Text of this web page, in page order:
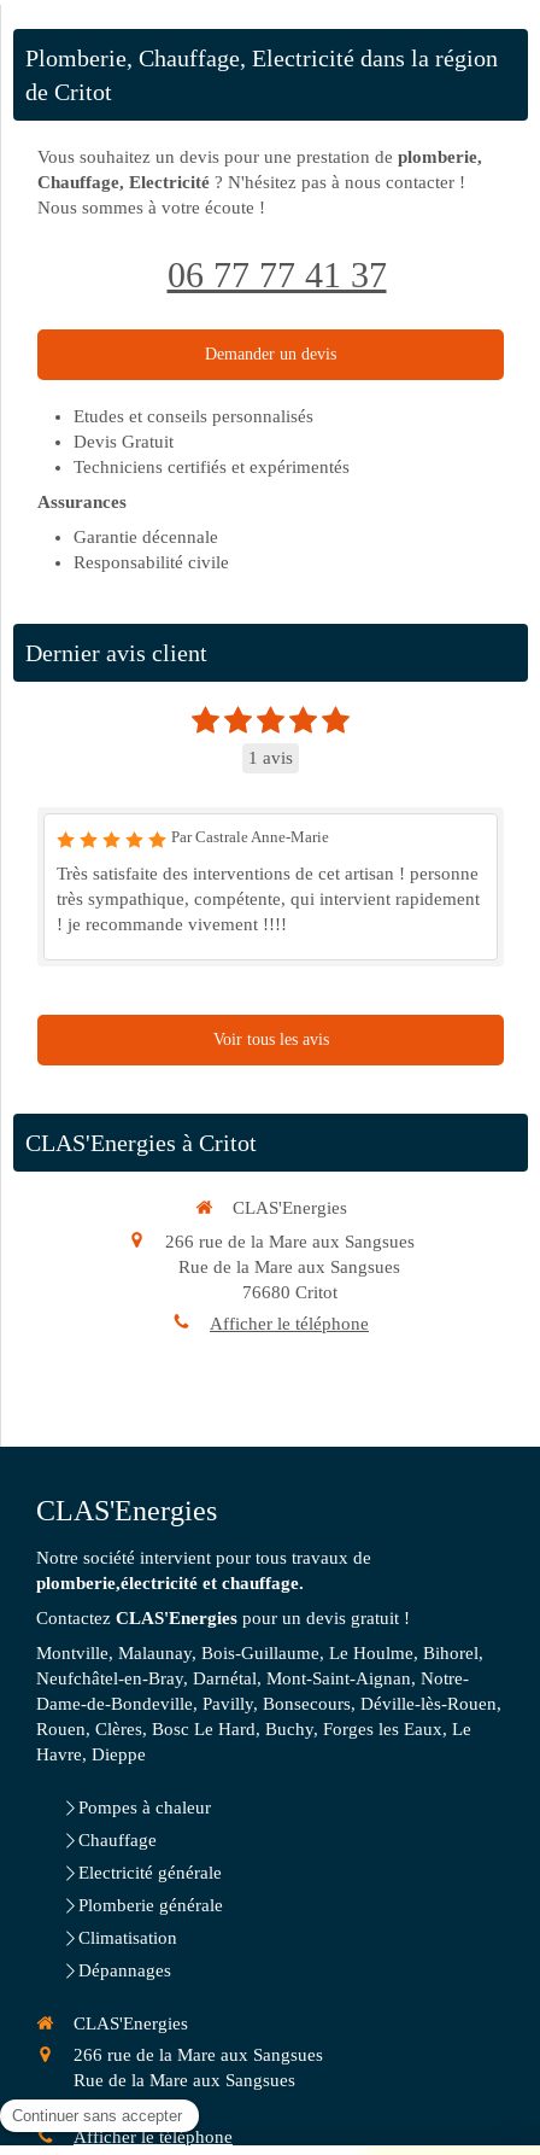
Plomberie, Chauffage, Electricité dans la région
de Critot
Vous souhaitez un devis pour une prestation de plomberie,
Chauffage, Electricité ? N'hésitez pas à nous contacter !
Nous sommes à votre écoute !
06 77 77 41 37
Demander un devis
Etudes et conseils personnalisés
Devis Gratuit
Techniciens certifiés et expérimentés
Assurances
Garantie décennale
Responsabilité civile
Dernier avis client
1 avis
Par Castrale Anne-Marie
Très satisfaite des interventions de cet artisan ! personne
très sympathique, compétente, qui intervient rapidement
! je recommande vivement !!!!
Voir tous les avis
CLAS'Energies à Critot
CLAS'Energies
266 rue de la Mare aux Sangsues
Rue de la Mare aux Sangsues
76680 Critot
Afficher le téléphone
CLAS'Energies
Notre société intervient pour tous travaux de
plomberie,électricité et chauffage.
Contactez CLAS'Energies pour un devis gratuit !
Montville, Malaunay, Bois-Guillaume, Le Houlme, Bihorel,
Neufchâtel-en-Bray, Darnétal, Mont-Saint-Aignan, Notre-
Dame-de-Bondeville, Pavilly, Bonsecours, Déville-lès-Rouen,
Rouen, Clères, Bosc Le Hard, Buchy, Forges les Eaux, Le
Havre, Dieppe
Pompes à chaleur
Chauffage
Electricité générale
Plomberie générale
Climatisation
Dépannages
CLAS'Energies
266 rue de la Mare aux Sangsues
Rue de la Mare aux Sangsues
76680 Critot
Afficher le téléphone